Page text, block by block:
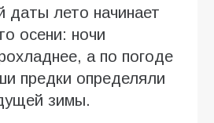
даты лето начинает
осени: ночи
а по погоде
предки определяли
зимы.